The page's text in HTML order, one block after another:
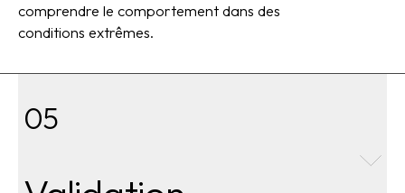
comprendre le comportement dans des
conditions extrêmes.
05